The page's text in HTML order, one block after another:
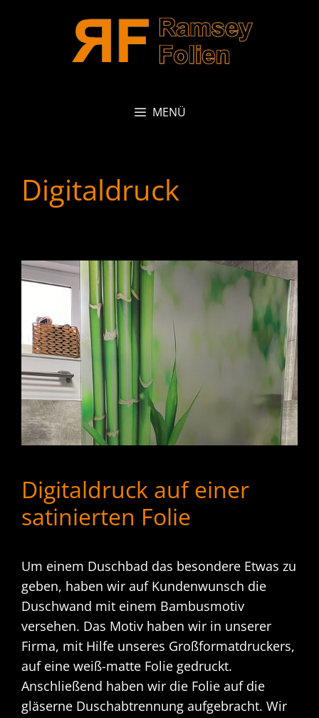
MENÜ
Digitaldruck
Digitaldruck auf einer
satinierten Folie
Um einem Duschbad das besondere Etwas zu
geben, haben wir auf Kundenwunsch die
Duschwand mit einem Bambusmotiv
versehen. Das Motiv haben wir in unserer
Firma, mit Hilfe unseres Großformatdruckers,
auf eine weiß-matte Folie gedruckt.
Anschließend haben wir die Folie auf die
gläserne Duschabtrennung aufgebracht. Wir